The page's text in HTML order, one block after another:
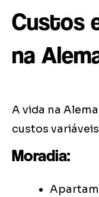
Custos
na
A vida na
custos
Moradia: